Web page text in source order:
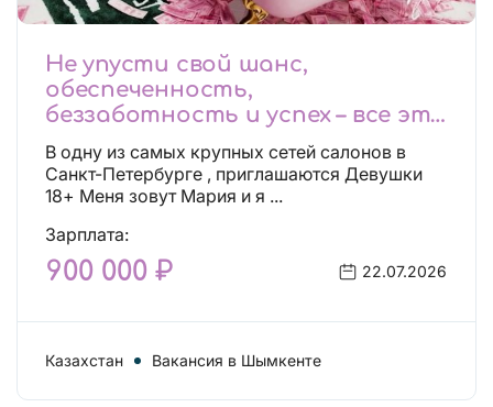
Не упусти свой шанс,
обеспеченность,
беззаботность и успех – все это
будет уже завтра, поспеши!
Лучшие условия!
В одну из самых крупных сетей салонов в
Санкт-Петербурге , приглашаются Девушки
18+ Меня зовут Мария и я ...
Зарплата:
900 000 ₽ 22.07.2026
Казахстан Вакансия в Шымкенте